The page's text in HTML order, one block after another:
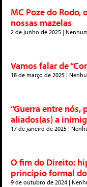
MC Poze do
nossas mazelas
2 de junho de 2025
Vamos falar de
18 de março de 2025
“Guerra entre nós,
aliados(as) a
17 de janeiro de 2025
O fim do Direito:
princípio formal
9 de outubro de 2024